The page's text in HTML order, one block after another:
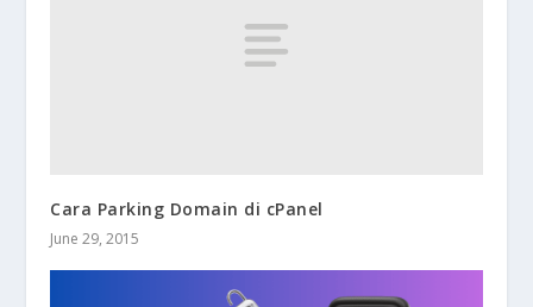
Cara Parking Domain di cPanel
June 29, 2015